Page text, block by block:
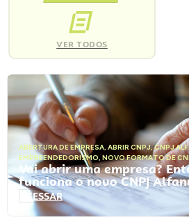
VER TODOS
ABERTURA DE EMPRESA, ABRIR CNPJ,CNPJ
EMPREENDEDORISMO, NOVO FORMATO DE
Vai abrir uma empresa?
funciona o novo CNPJ
ACESSAR